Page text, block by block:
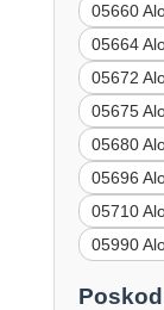
05660
05664
05672
05675
05680
05696
05710
05990